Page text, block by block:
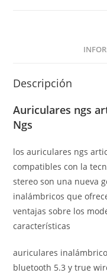
Descripción
Auriculares ngs
Ngs
los auriculares ngs
compatibles con la
stereo son una nueva
inalámbricos que
ventajas sobre los
características
auriculares
bluetooth 5.3 y true